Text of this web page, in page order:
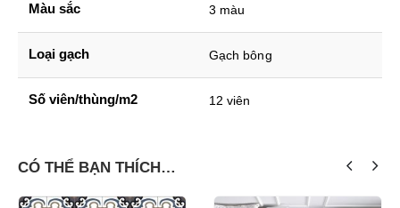
Màu sắc 3 màu
Loại gạch Gạch bông
Số viên/thùng/m2 12 viên
CÓ THỂ BẠN THÍCH…